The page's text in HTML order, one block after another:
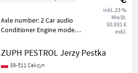
inkl. 23 %
MwSt.
50.931 €
exkl.
Axle number: 2 Car audio
Conditioner Engine model:
8L --- Stan: Używany -
bardzo dobry stan Koła
napędzające: 4 koła Sprzęt
ZUPH PESTROL Jerzy Pestka
89-511 Cekcyn